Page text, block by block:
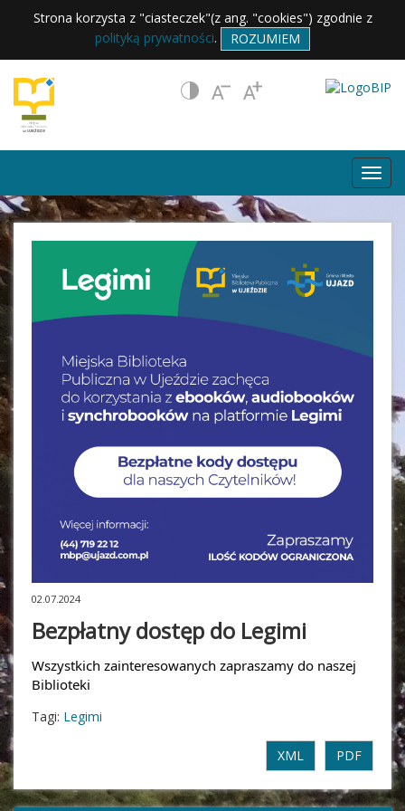
Strona korzysta z "ciasteczek"(z ang. "cookies") zgodnie z
polityką prywatności. ROZUMIEM
02.07.2024
Bezpłatny dostęp do Legimi
Wszystkich zainteresowanych zapraszamy do naszej
Biblioteki
Tagi: Legimi
PDF
XML